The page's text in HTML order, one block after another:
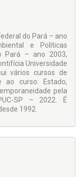
do Pará – ano
e Políticas
Pará – ano 2003,
Universidade
vários cursos de
ao curso: Estado,
pela
SP – 2022. É
1992.